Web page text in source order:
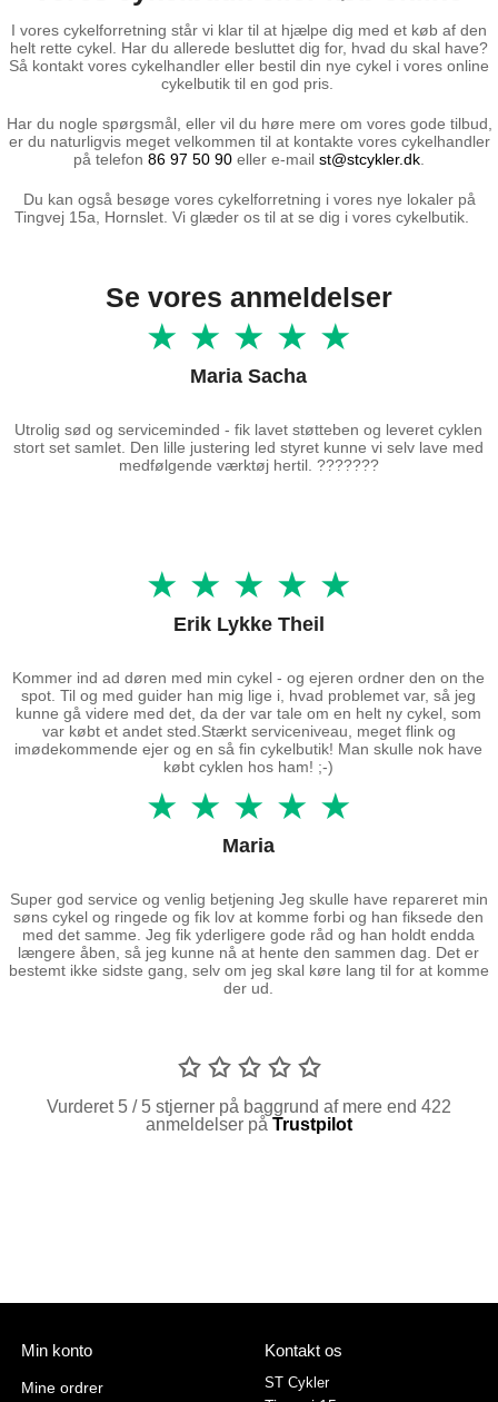
I vores cykelforretning står vi klar til at hjælpe dig med et køb af den
helt rette cykel. Har du allerede besluttet dig for, hvad du skal have?
Så kontakt vores cykelhandler eller bestil din nye cykel i vores online
cykelbutik til en god pris.
Har du nogle spørgsmål, eller vil du høre mere om vores gode tilbud,
er du naturligvis meget velkommen til at kontakte vores cykelhandler
på telefon 86 97 50 90 eller e-mail st@stcykler.dk
Du kan også besøge vores cykelforretning i vores nye lokaler på
Tingvej 15a, Hornslet. Vi glæder os til at se dig i vores cykelbutik.
Se vores anmeldelser
★ ★ ★ ★ ★
Maria Sacha
Utrolig sød og serviceminded - fik lavet støtteben og leveret cyklen
stort set samlet. Den lille justering led styret kunne vi selv lave med
medfølgende værktøj hertil. ???????
★ ★ ★ ★ ★
Erik Lykke Theil
Kommer ind ad døren med min cykel - og ejeren ordner den on the
spot. Til og med guider han mig lige i, hvad problemet var, så jeg
kunne gå videre med det, da der var tale om en helt ny cykel, som
var købt et andet sted.Stærkt serviceniveau, meget flink og
imødekommende ejer og en så fin cykelbutik! Man skulle nok have
købt cyklen hos ham! ;-)
★ ★ ★ ★ ★
Maria
Super god service og venlig betjening Jeg skulle have repareret min
søns cykel og ringede og fik lov at komme forbi og han fiksede den
med det samme. Jeg fik yderligere gode råd og han holdt endda
længere åben, så jeg kunne nå at hente den sammen dag. Det er
bestemt ikke sidste gang, selv om jeg skal køre lang til for at komme
der ud.
✩ ✩ ✩ ✩ ✩
Vurderet 5 / 5 stjerner på baggrund af mere end 422
anmeldelser på Trustpilot
Min konto
Mine ordrer
Kontakt os
ST Cykler